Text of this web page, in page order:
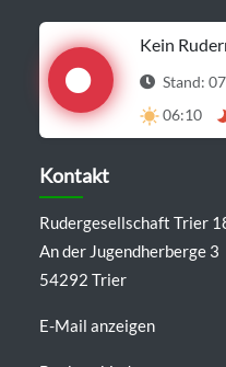
Kein
Stand:
06:10
Details anzeigen
Kontakt
Rudergesellschaft Trier
An der Jugendherberge 3
54292 Trier
E-Mail anzeigen